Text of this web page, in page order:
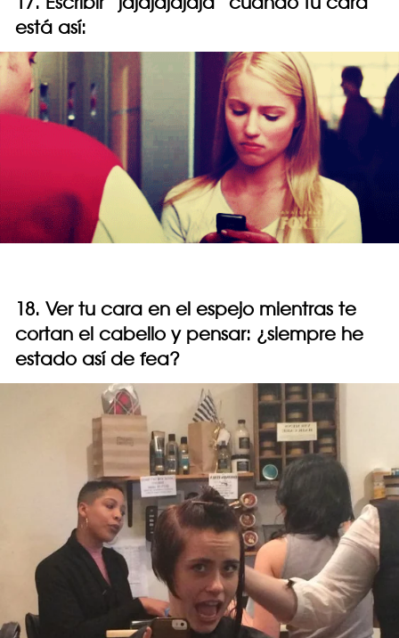
está así:
18. Ver tu cara en el espejo mientras te
cortan el cabello y pensar: ¿siempre he
estado así de fea?